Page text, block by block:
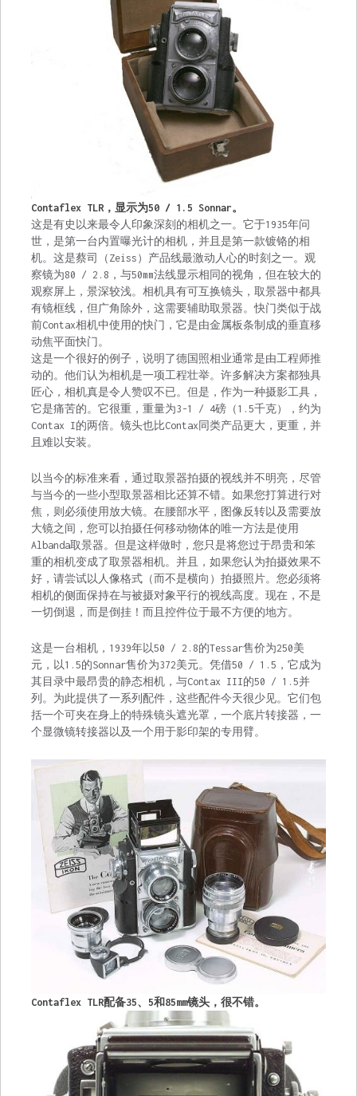
Contaflex TLR，显示为50 / 1.5 Sonnar。
这是有史以来最令人印象深刻的相机之一。它于1935年问
世，是第一台内置曝光计的相机，并且是第一款镀铬的相
机。这是蔡司（Zeiss）产品线最激动人心的时刻之一。观
察镜为80 / 2.8，与50mm法线显示相同的视角，但在较大的
观察屏上，景深较浅。相机具有可互换镜头，取景器中都具
有镜框线，但广角除外，这需要辅助取景器。快门类似于战
前Contax相机中使用的快门，它是由金属板条制成的垂直移
动焦平面快门。
这是一个很好的例子，说明了德国照相业通常是由工程师推
动的。他们认为相机是一项工程壮举。许多解决方案都独具
匠心，相机真是令人赞叹不已。但是，作为一种摄影工具，
它是痛苦的。它很重，重量为3-1 / 4磅（1.5千克），约为
Contax I的两倍。镜头也比Contax同类产品更大，更重，并
且难以安装。
以当今的标准来看，通过取景器拍摄的视线并不明亮，尽管
与当今的一些小型取景器相比还算不错。如果您打算进行对
焦，则必须使用放大镜。在腰部水平，图像反转以及需要放
大镜之间，您可以拍摄任何移动物体的唯一方法是使用
Albanda取景器。但是这样做时，您只是将您过于昂贵和笨
重的相机变成了取景器相机。并且，如果您认为拍摄效果不
好，请尝试以人像格式（而不是横向）拍摄照片。您必须将
相机的侧面保持在与被摄对象平行的视线高度。现在，不是
一切倒退，而是倒挂！而且控件位于最不方便的地方。
这是一台相机，1939年以50 / 2.8的Tessar售价为250美
元，以1.5的Sonnar售价为372美元。凭借50 / 1.5，它成为
其目录中最昂贵的静态相机，与Contax III的50 / 1.5并
列。为此提供了一系列配件，这些配件今天很少见。它们包
括一个可夹在身上的特殊镜头遮光罩，一个底片转接器，一
个显微镜转接器以及一个用于影印架的专用臂。
Contaflex TLR配备35、5和85mm镜头，很不错。